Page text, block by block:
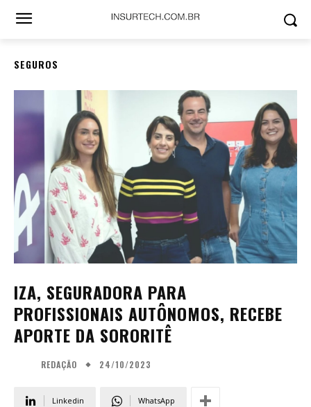
SEGUROS
IZA, SEGURADORA PARA
PROFISSIONAIS AUTÔNOMOS, RECEBE
APORTE DA SORORITÊ
REDAÇÃO 24/10/2023
Linkedin WhatsApp